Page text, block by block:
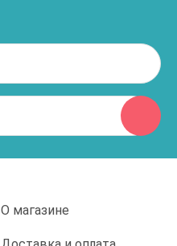
О магазине